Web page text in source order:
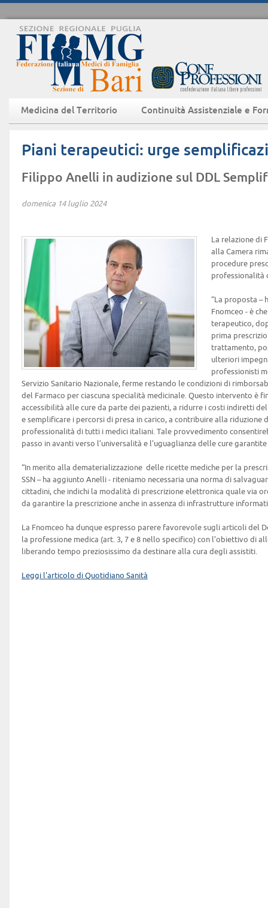
Medicina del Territorio Continuità Assistenziale e
Piani terapeutici: urge
Filippo Anelli in audizione sul DDL
domenica 14 luglio 2024
La relazione di
alla Camera
procedure
professionalità
“La proposta –
Fnomceo - è
terapeutico,
prima
trattamento,
ulteriori
professionisti
Servizio Sanitario Nazionale, ferme restando le condizioni di
del Farmaco per ciascuna specialità medicinale. Questo intervento è
accessibilità alle cure da parte dei pazienti, a ridurre i costi indiretti
e semplificare i percorsi di presa in carico, a contribuire alla riduzione
professionalità di tutti i medici italiani. Tale provvedimento
passo in avanti verso l’universalità e l’uguaglianza delle cure garantite
“In merito alla dematerializzazione delle ricette mediche per la
SSN – ha aggiunto Anelli - riteniamo necessaria una norma di
cittadini, che indichi la modalità di prescrizione elettronica quale via
da garantire la prescrizione anche in assenza di infrastrutture
La Fnomceo ha dunque espresso parere favorevole sugli articoli del
la professione medica (art. 3, 7 e 8 nello specifico) con l’obiettivo di
liberando tempo preziosissimo da destinare alla cura degli assistiti.
Leggi l'articolo di Quotidiano Sanità